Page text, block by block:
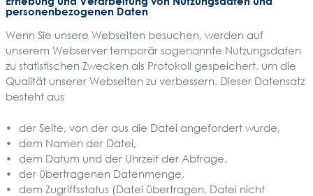
personenbezogenen Daten
Wenn Sie unsere Webseiten besuchen, werden auf
unserem Webserver temporär sogenannte Nutzungsdaten
zu statistischen Zwecken als Protokoll gespeichert, um die
Qualität unserer Webseiten zu verbessern. Dieser Datensatz
besteht aus
der Seite, von der aus die Datei angefordert wurde,
dem Namen der Datei,
dem Datum und der Uhrzeit der Abfrage,
der übertragenen Datenmenge,
dem Zugriffsstatus (Datei übertragen, Datei nicht